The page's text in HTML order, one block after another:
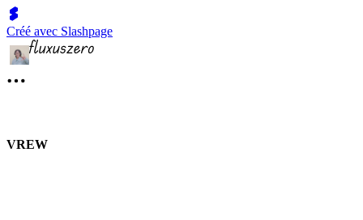
Créé avec Slashpage
VREW